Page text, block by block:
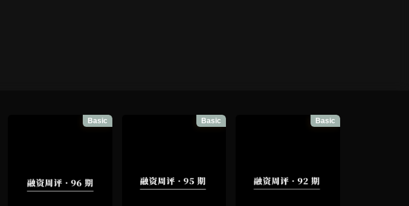
Basic Basic Basic